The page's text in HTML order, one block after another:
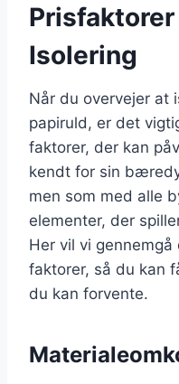
Isolering
Når du overvejer at
papiruld, er det
faktorer, der kan
kendt for sin
men som med alle
elementer, der
Her vil vi
faktorer, så du kan
du kan forvente.